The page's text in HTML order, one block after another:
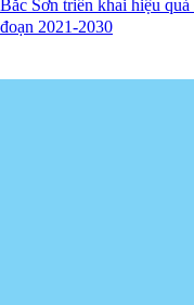
Bắc Sơn triển khai hiệu
đoạn 2021-2030